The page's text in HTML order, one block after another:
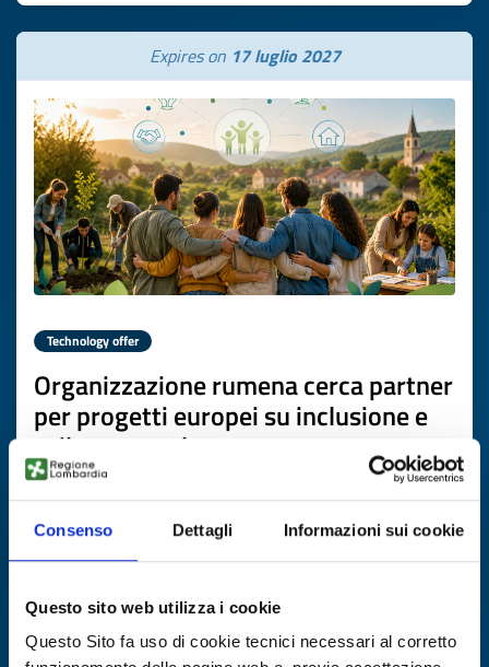
Consenso Dettagli Informazioni sui cookie
Questo sito web utilizza i cookie
Questo Sito fa uso di cookie tecnici necessari al corretto
Expires on 17 luglio 2027
Technology offer
Organizzazione rumena cerca partner
per progetti europei su inclusione e
sviluppo rurale
ID: TORO20260706008